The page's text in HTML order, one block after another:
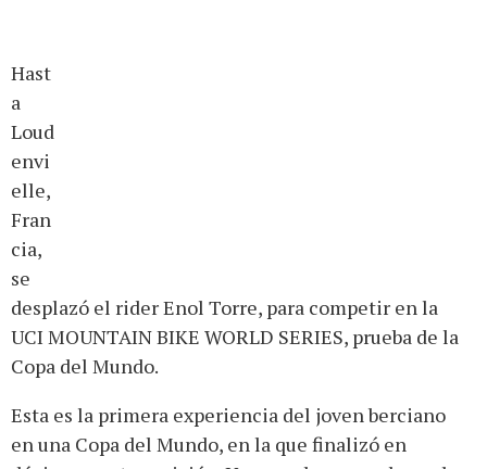
Hast
a
Loud
envi
elle,
Fran
cia,
se
desplazó el rider Enol Torre, para competir en la
UCI MOUNTAIN BIKE WORLD SERIES, prueba de la
Copa del Mundo.
Esta es la primera experiencia del joven berciano
en una Copa del Mundo, en la que finalizó en